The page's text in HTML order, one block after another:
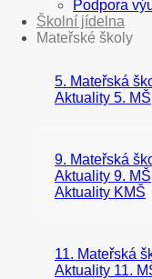
Podpora
Školní jídelna
Mateřské školy
5. Mateřská
Aktuality 5. MŠ
9. Mateřská
Aktuality 9. MŠ
Aktuality KMŠ
11. Mateřská
Aktuality 11.